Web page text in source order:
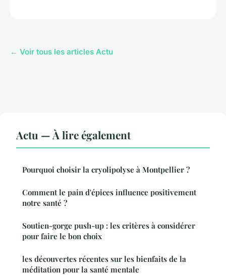
← Voir tous les articles Actu
Actu — À lire également
Pourquoi choisir la cryolipolyse à Montpellier ?
Comment le pain d'épices influence positivement
notre santé ?
Soutien-gorge push-up : les critères à considérer
pour faire le bon choix
les découvertes récentes sur les bienfaits de la
méditation pour la santé mentale